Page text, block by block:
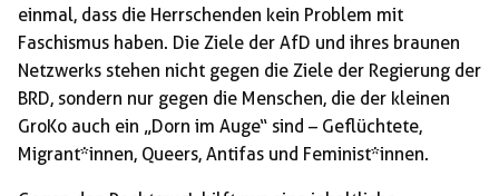
einmal, dass die Herrschenden kein Problem mit
Faschismus haben. Die Ziele der AfD und ihres braunen
Netzwerks stehen nicht gegen die Ziele der Regierung der
BRD, sondern nur gegen die Menschen, die der kleinen
GroKo auch ein „Dorn im Auge“ sind – Geflüchtete,
Migrant*innen, Queers, Antifas und Feminist*innen.